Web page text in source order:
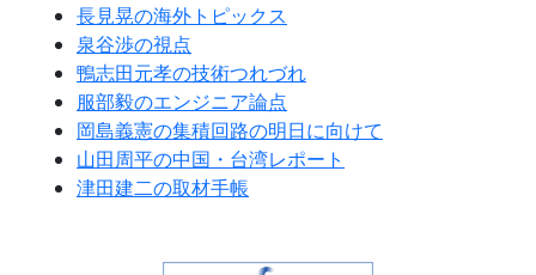
長見晃の海外トピックス
泉谷渉の視点
鴨志田元孝の技術つれづれ
服部毅のエンジニア論点
岡島義憲の集積回路の明日に向けて
山田周平の中国・台湾レポート
津田建二の取材手帳